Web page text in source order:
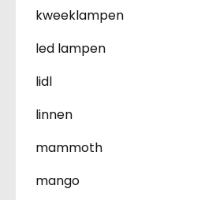
kweeklampen
led lampen
lidl
linnen
mammoth
mango